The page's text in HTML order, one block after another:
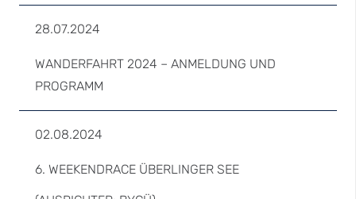
28.07.2024
WANDERFAHRT 2024 – ANMELDUNG UND
PROGRAMM
02.08.2024
6. WEEKENDRACE ÜBERLINGER SEE